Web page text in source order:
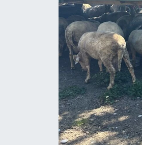
Ekonomi
Teknoloji